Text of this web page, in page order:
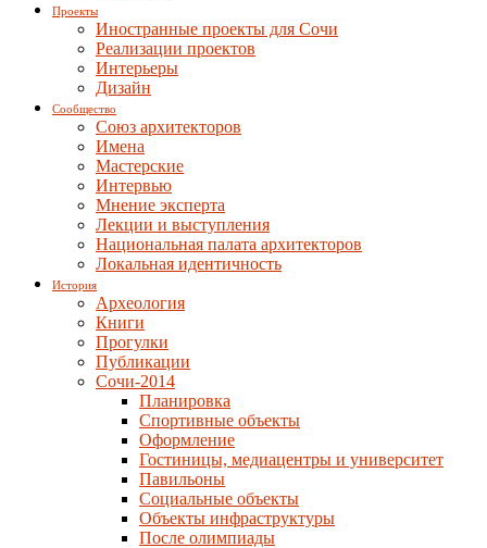
Проекты
Иностранные проекты для Сочи
Реализации проектов
Интерьеры
Дизайн
Сообщество
Союз архитекторов
Имена
Мастерские
Интервью
Мнение эксперта
Лекции и выступления
Национальная палата архитекторов
Локальная идентичность
История
Археология
Книги
Прогулки
Публикации
Сочи-2014
Планировка
Спортивные объекты
Оформление
Гостиницы, медиацентры и университет
Павильоны
Социальные объекты
Объекты инфраструктуры
После олимпиады